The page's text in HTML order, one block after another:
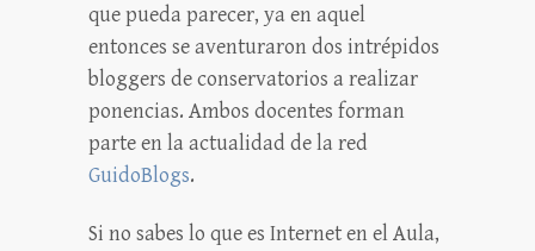
que pueda parecer, ya en aquel
entonces se aventuraron dos intrépidos
bloggers de conservatorios a realizar
ponencias. Ambos docentes forman
parte en la actualidad de la red
GuidoBlogs.
Si no sabes lo que es Internet en el Aula,